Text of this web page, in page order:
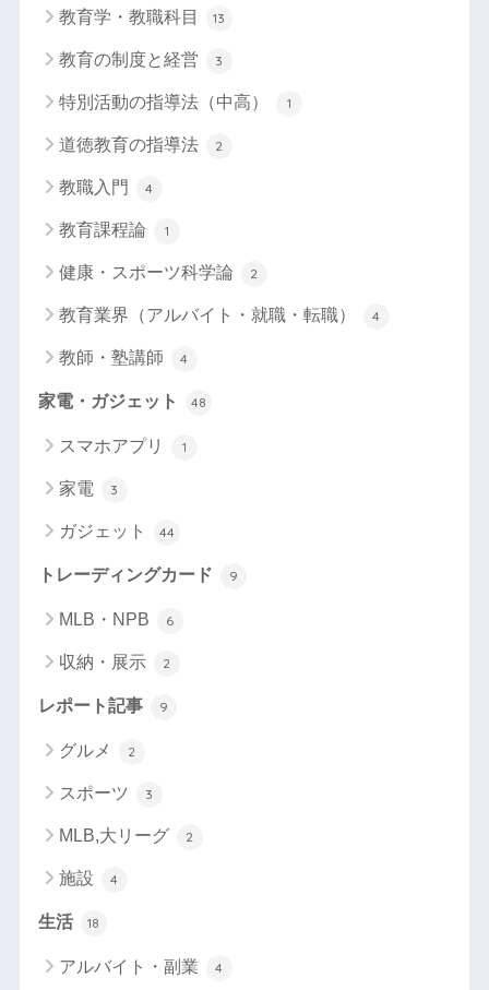
教育学・教職科目 13
教育の制度と経営 3
特別活動の指導法（中高） 1
道徳教育の指導法 2
教職入門 4
教育課程論 1
健康・スポーツ科学論 2
教育業界（アルバイト・就職・転職） 4
教師・塾講師 4
家電・ガジェット 48
スマホアプリ 1
家電 3
ガジェット 44
トレーディングカード 9
MLB・NPB 6
収納・展示 2
レポート記事 9
グルメ 2
スポーツ 3
MLB,大リーグ 2
施設 4
生活 18
アルバイト・副業 4